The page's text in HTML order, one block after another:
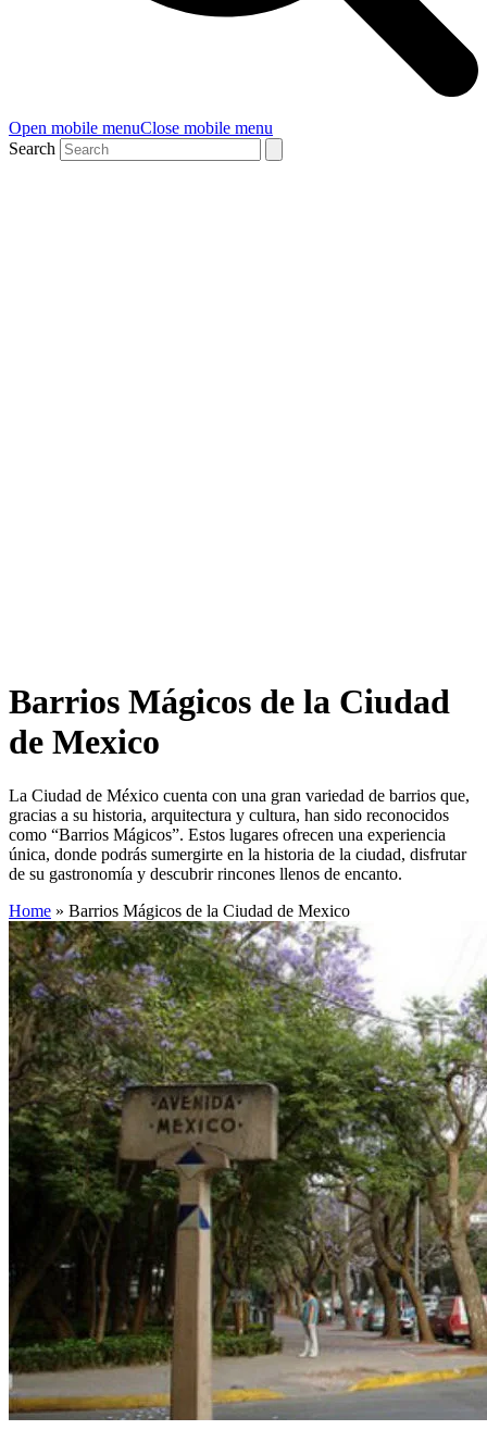
Open mobile menuClose mobile menu
Search
Barrios Mágicos de la Ciudad
de Mexico
La Ciudad de México cuenta con una gran variedad de barrios que,
gracias a su historia, arquitectura y cultura, han sido reconocidos
como “Barrios Mágicos”. Estos lugares ofrecen una experiencia
única, donde podrás sumergirte en la historia de la ciudad, disfrutar
de su gastronomía y descubrir rincones llenos de encanto.
Home » Barrios Mágicos de la Ciudad de Mexico